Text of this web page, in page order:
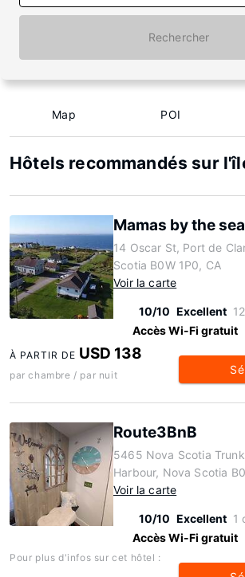
Rechercher
Map POI
Hôtels recommandés sur
Mamas by the
14 Oscar St, Port de
Scotia B0W 1P0, CA
Voir la carte
10/10 Excellent
Accès Wi-Fi gratuit
À PARTIR DE USD 138
par chambre / par nuit
Route3BnB
5465 Nova Scotia
Harbour, Nova Scotia
Voir la carte
10/10 Excellent 1
Accès Wi-Fi gratuit
Pour plus d'infos sur cet hôtel :